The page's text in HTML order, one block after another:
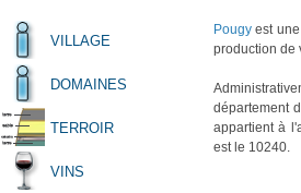
VILLAGE
DOMAINES
TERROIR
VINS
Pougy est
production de
département
appartient à
est le 10240.